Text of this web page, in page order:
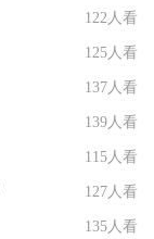
122人看
125人看
137人看
139人看
115人看
127人看
135人看